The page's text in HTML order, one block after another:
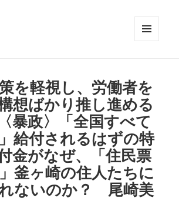
を軽視し、労働者を
想ばかり推し進める
暴政〉「全国すべて
給付されるはずの特
金がなぜ、「住民票
釜ヶ崎の住人たちに
ないのか？ 尾崎美